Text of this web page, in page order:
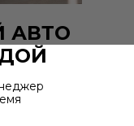
АВТО